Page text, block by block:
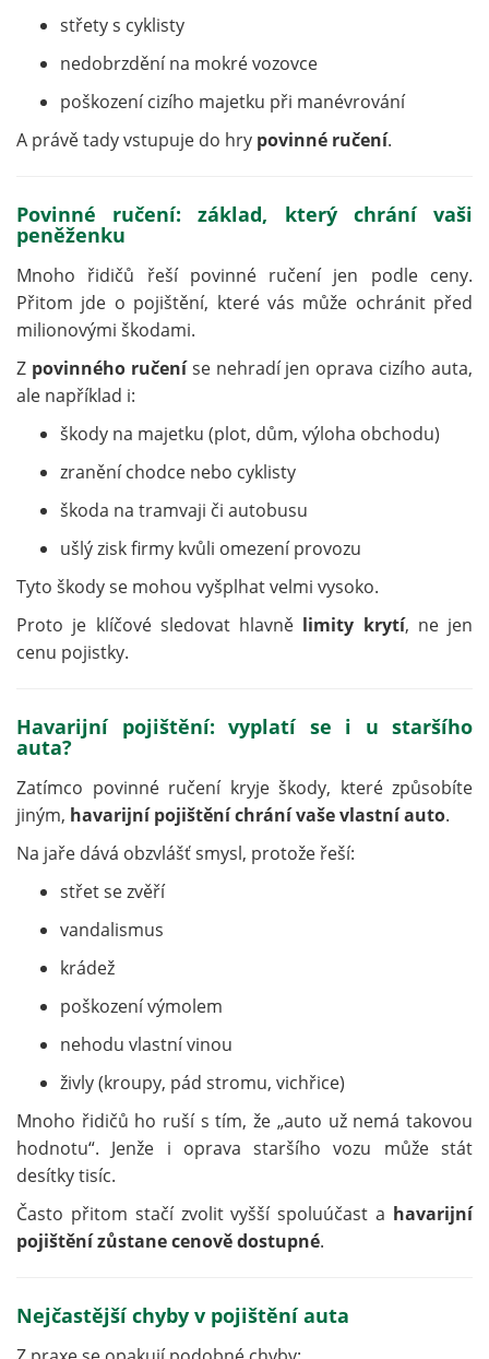
střety s cyklisty
nedobrzdění na mokré vozovce
poškození cizího majetku při manévrování
A právě tady vstupuje do hry povinné ručení.
Povinné ručení: základ, který chrání vaši
peněženku
Mnoho řidičů řeší povinné ručení jen podle ceny.
Přitom jde o pojištění, které vás může ochránit před
milionovými škodami.
Z povinného ručeníse nehradí jen oprava cizího auta,
ale například i:
škody na majetku (plot, dům, výloha obchodu)
zranění chodce nebo cyklisty
škoda na tramvaji či autobusu
ušlý zisk firmy kvůli omezení provozu
Tyto škody se mohou vyšplhat velmi vysoko.
Proto je klíčové sledovat hlavně limity krytí, ne jen
cenu pojistky.
Havarijní pojištění: vyplatí se i u staršího
auta?
Zatímco povinné ručení kryje škody, které způsobíte
jiným, havarijní pojištění chrání vaše vlastní auto.
Na jaře dává obzvlášť smysl, protože řeší:
střet se zvěří
vandalismus
krádež
poškození výmolem
nehodu vlastní vinou
živly (kroupy, pád stromu, vichřice)
Mnoho řidičů ho ruší s tím, že „auto už nemá takovou
hodnotu“. Jenže i oprava staršího vozu může stát
desítky tisíc.
Často přitom stačí zvolit vyšší spoluúčast a havarijní
pojištění zůstane cenově dostupné.
Nejčastější chyby v pojištění auta